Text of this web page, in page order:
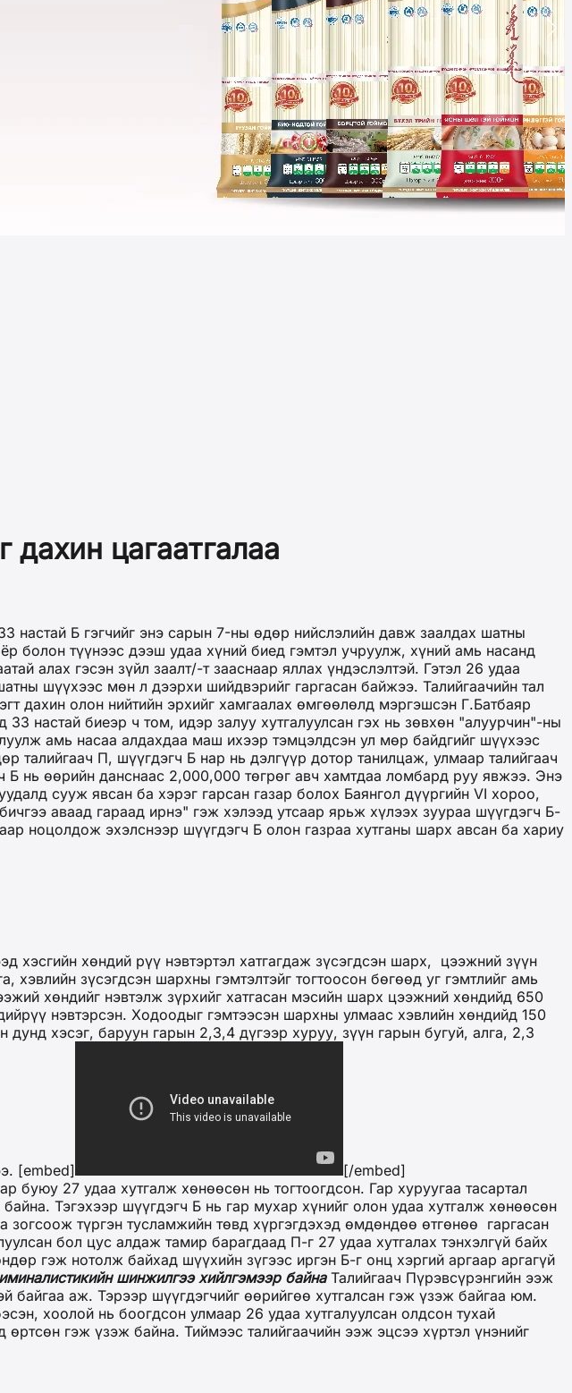
дахин цагаатгалаа
настай Б гэгчийг энэ сарын 7-ны өдөр нийслэлийн давж заалдах шатны
болон түүнээс дээш удаа хүний биед гэмтэл учруулж, хүний амь насанд
алах гэсэн зүйл заалт/-т зааснаар яллах үндэслэлтэй. Гэтэл 26 удаа
шүүхээс мөн л дээрхи шийдвэрийг гаргасан байжээ. Талийгаачийн тал
дахин олон нийтийн эрхийг хамгаалах өмгөөлөлд мэргэшсэн Г.Батбаяр
настай биеэр ч том, идэр залуу хутгалуулсан гэх нь зөвхөн "алуурчин"-ны
амь насаа алдахдаа маш ихээр тэмцэлдсэн ул мөр байдгийг шүүхээс
талийгаач П, шүүгдэгч Б нар нь дэлгүүр дотор танилцаж, улмаар талийгаач
нь өөрийн данснаас 2,000,000 төгрөг авч хамтдаа ломбард руу явжээ. Энэ
сууж явсан ба хэрэг гарсан газар болох Баянгол дүүргийн VI хороо,
аваад гараад ирнэ" гэж хэлээд утсаар ярьж хүлээх зуураа шүүгдэгч Б-
ноцолдож эхэлснээр шүүгдэгч Б олон газраа хутганы шарх авсан ба хариу
хэсгийн хөндий рүү нэвтэртэл хатгагдаж зүсэгдсэн шарх, цээжний зүүн
зүсэгдсэн шархны гэмтэлтэйг тогтоосон бөгөөд уг гэмтлийг амь
хөндийг нэвтэлж зүрхийг хатгасан мэсийн шарх цээжний хөндийд 650
нэвтэрсэн. Ходоодыг гэмтээсэн шархны улмаас хэвлийн хөндийд 150
хэсэг, баруун гарын 2,3,4 дүгээр хуруу, зүүн гарын бугуй, алга, 2,3
[embed]
[/embed]
буюу 27 удаа хутгалж хөнөөсөн нь тогтоогдсон. Гар хуруугаа тасартал
Тэгэхээр шүүгдэгч Б нь гар мухар хүнийг олон удаа хутгалж хөнөөсөн
түргэн тусламжийн төвд хүргэгдэхэд өмдөндөө өтгөнөө гаргасан
бол цус алдаж тамир барагдаад П-г 27 удаа хутгалах тэнхэлгүй байх
гэж нотолж байхад шүүхийн зүгээс иргэн Б-г онц хэргий аргаар аргагүй
шинжилгээ хийлгэмээр байнаТалийгаач Пүрэвсүрэнгийн ээж
байгаа аж. Тэрээр шүүгдэгчийг өөрийгөө хутгалсан гэж үзэж байгаа юм.
хоолой нь боогдсон улмаар 26 удаа хутгалуулсан олдсон тухай
гэж үзэж байна. Тиймээс талийгаачийн ээж эцсээ хүртэл үнэнийг